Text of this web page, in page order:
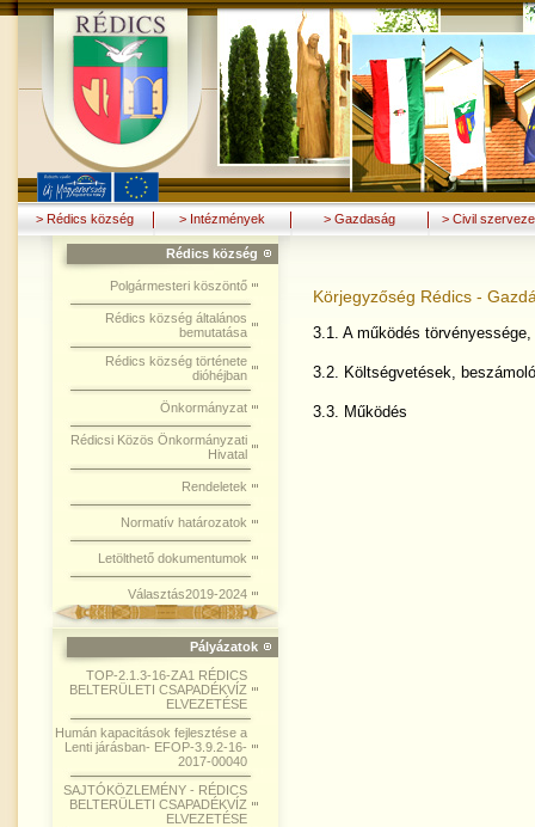
> Rédics község > Intézmények > Gazdaság > Civil
Rédics község
Polgármesteri köszöntő
Rédics község általános
bemutatása
Rédics község története
dióhéjban
Önkormányzat
Rédicsi Közös Önkormányzati
Hivatal
Rendeletek
Normatív határozatok
Letölthető dokumentumok
Választás2019-2024
Pályázatok
TOP-2.1.3-16-ZA1 RÉDICS
BELTERÜLETI CSAPADÉKVÍZ
ELVEZETÉSE
Humán kapacitások fejlesztése a
Lenti járásban- EFOP-3.9.2-16-
2017-00040
SAJTÓKÖZLEMÉNY - RÉDICS
BELTERÜLETI CSAPADÉKVÍZ
ELVEZETÉSE
Körjegyzőség Rédics -
3.1. A működés
3.2. Költségvetések,
3.3. Működés